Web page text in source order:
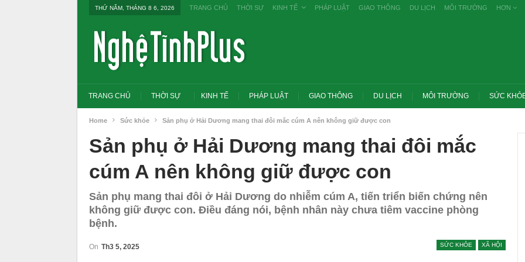
THỨ NĂM, THÁNG 8 6, 2026 TRANG CHỦ THỜI SỰ KINH TẾ PHÁP LUẬT GIAO THÔNG DU LỊCH MÔI TRƯỜNG HƠN
TRANG CHỦ THỜI SỰ KINH TẾ PHÁP LUẬT GIAO THÔNG DU LỊCH MÔI TRƯỜNG SỨC
Home Sức khỏe Sản phụ ở Hải Dương mang thai đôi mắc cúm A nên không giữ được con
Sản phụ ở Hải Dương mang thai đôi mắc
cúm A nên không giữ được con
Sản phụ mang thai đôi ở Hải Dương do nhiễm cúm A, tiến triển biến chứng nên
không giữ được con. Điều đáng nói, bệnh nhân này chưa tiêm vaccine phòng
bệnh.
SỨC KHỎE XÃ HỘI
On Th3 5, 2025
Thủ tướng: Xử lý nghiêm các vụ tiêu cực